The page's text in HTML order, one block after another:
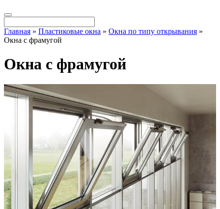
Главная » Пластиковые окна » Окна по типу открывания »
Окна с фрамугой
Окна с фрамугой